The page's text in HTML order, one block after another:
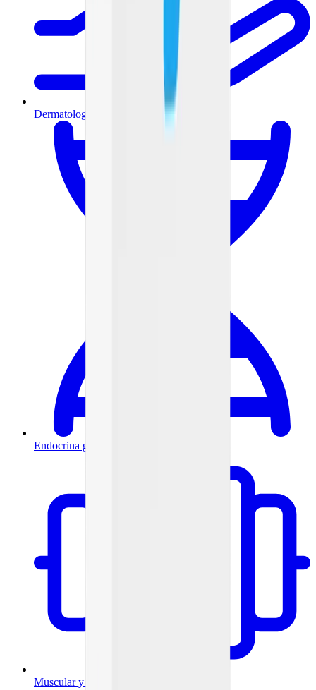
Dermatología
Endocrina general
Muscular y articulaciones